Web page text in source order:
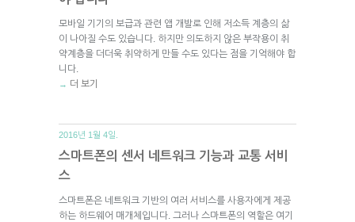
모바일 기기의 보급과 관련 앱 개발로 인해 저소득 계층의 삶
이 나아질 수도 있습니다. 하지만 의도하지 않은 부작용이 취
약계층을 더더욱 취약하게 만들 수도 있다는 점을 기억해야 합
니다.
→ 더 보기
2016년 1월 4일.
스마트폰의 센서 네트워크 기능과 교통 서비
스
스마트폰은 네트워크 기반의 여러 서비스를 사용자에게 제공
하는 하드웨어 매개체입니다. 그러나 스마트폰의 역할은 여기